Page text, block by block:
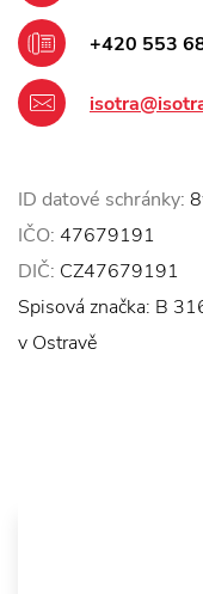
+420 553
ID datové schránky:
IČO: 47679191
DIČ: CZ47679191
Spisová značka: B
v Ostravě